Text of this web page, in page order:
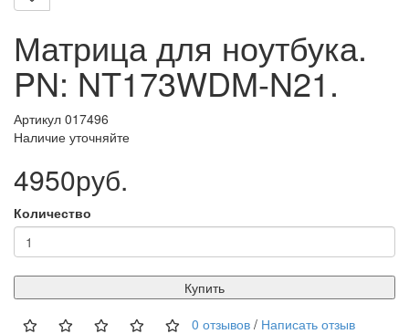
Матрица для ноутбука.
PN: NT173WDM-N21.
Артикул 017496
Наличие уточняйте
4950руб.
Количество
Купить
0 отзывов / Написать отзыв